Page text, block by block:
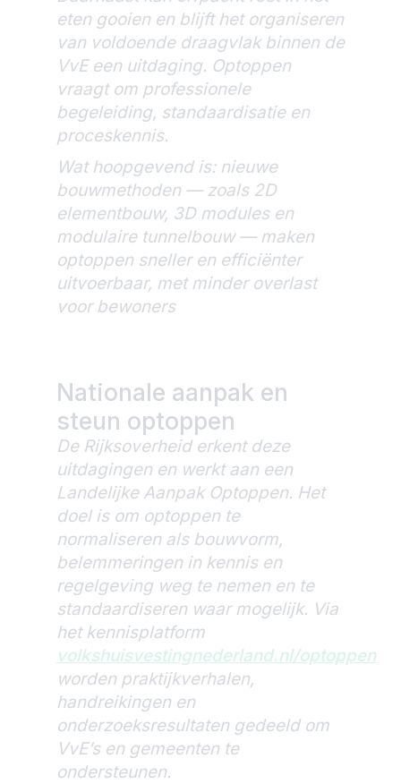
eten gooien en blijft het organiseren
van voldoende draagvlak binnen de
VvE een uitdaging. Optoppen
vraagt om professionele
begeleiding, standaardisatie en
proceskennis.
Wat hoopgevend is: nieuwe
bouwmethoden — zoals 2D
elementbouw, 3D modules en
modulaire tunnelbouw — maken
optoppen sneller en efficiënter
uitvoerbaar, met minder overlast
voor bewoners
Nationale aanpak en
steun optoppen
De Rijksoverheid erkent deze
uitdagingen en werkt aan een
Landelijke Aanpak Optoppen. Het
doel is om optoppen te
normaliseren als bouwvorm,
belemmeringen in kennis en
regelgeving weg te nemen en te
standaardiseren waar mogelijk. Via
het kennisplatform
volkshuisvestingnederland.nl/optoppen
worden praktijkverhalen,
handreikingen en
onderzoeksresultaten gedeeld om
VvE’s en gemeenten te
ondersteunen.